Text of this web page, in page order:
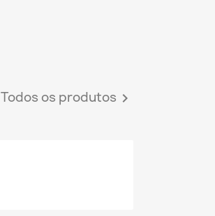
Todos os produtos 